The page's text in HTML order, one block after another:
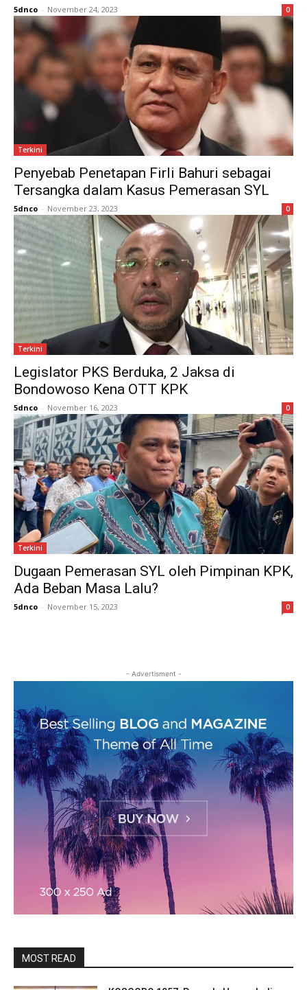
5dnco - November 24, 2023 0
Terkini
Penyebab Penetapan Firli Bahuri sebagai
Tersangka dalam Kasus Pemerasan SYL
5dnco - November 23, 2023 0
Terkini
Legislator PKS Berduka, 2 Jaksa di
Bondowoso Kena OTT KPK
5dnco - November 16, 2023 0
Terkini
Dugaan Pemerasan SYL oleh Pimpinan KPK,
Ada Beban Masa Lalu?
5dnco - November 15, 2023 0
- Advertisment -
MOST READ